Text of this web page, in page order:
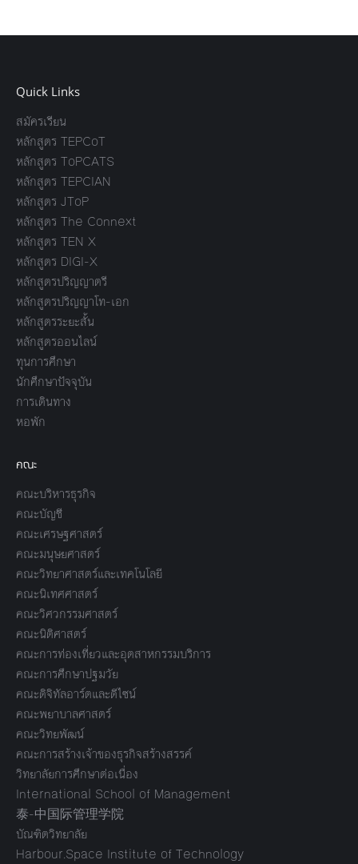
Quick Links
สมัครเรียน
หลักสูตร TEPCoT
หลักสูตร ToPCATS
หลักสูตร TEPCIAN
หลักสูตร JToP
หลักสูตร The Connext
หลักสูตร TEN X
หลักสูตร DIGI-X
หลักสูตรปริญญาตรี
หลักสูตรปริญญาโท-เอก
หลักสูตรระยะสั้น
หลักสูตรออนไลน์
ทุนการศึกษา
นักศึกษาปัจจุบัน
การเดินทาง
หอพัก
คณะ
คณะบริหารธุรกิจ
คณะบัญชี
คณะเศรษฐศาสตร์
คณะมนุษยศาสตร์
คณะวิทยาศาสตร์และเทคโนโลยี
คณะนิเทศศาสตร์
คณะวิศวกรรมศาสตร์
คณะนิติศาสตร์
คณะการท่องเที่ยวและอุตสาหกรรมบริการ
คณะการศึกษาปฐมวัย
คณะดิจิทัลอาร์ตและดีไซน์
คณะพยาบาลศาสตร์
คณะวิทยพัฒน์
คณะการสร้างเจ้าของธุรกิจสร้างสรรค์
วิทยาลัยการศึกษาต่อเนื่อง
International School of Management
泰-中国际管理学院
บัณฑิตวิทยาลัย
Harbour.Space Institute of Technology